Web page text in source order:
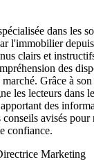
dans les
l'immobilier
clairs et
des
Grâce à
les lecteurs dans
des
conseils avisés pour
confiance.
Marketing